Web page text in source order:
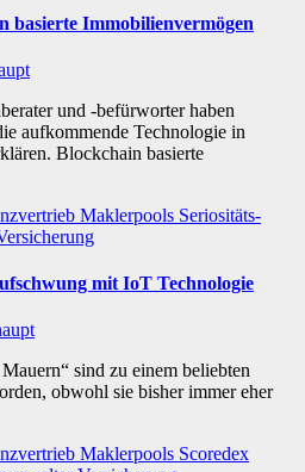
basierte Immobilienvermögen
und -befürworter haben
aufkommende Technologie in
Blockchain basierte
Maklerpools Seriositäts-
mit IoT Technologie
sind zu einem beliebten
obwohl sie bisher immer eher
Maklerpools Scoredex